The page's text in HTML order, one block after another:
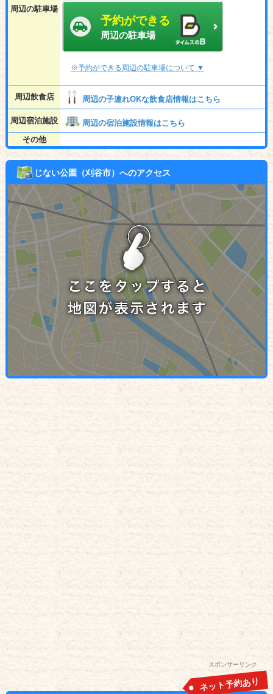
周辺の駐車場
予約ができる
周辺の駐車場
※予約ができる周辺の駐車場について ▼
周辺飲食店 周辺の子連れOKな飲食店情報はこちら
周辺宿泊施設
周辺の宿泊施設情報はこちら
その他
じない公園（刈谷市）へのアクセス
スポンサーリンク
ネット予約あり